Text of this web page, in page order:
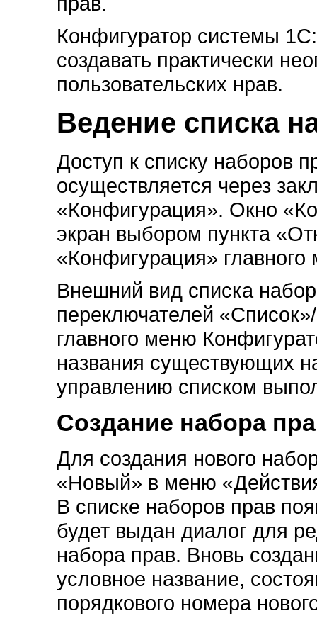
Конфигуратор системы
создавать практически
пользовательских нрав.
Ведение списка
Доступ к списку наборов
осуществляется через
«Конфигурация». Окно
экран выбором пункта
«Конфигурация»
Внешний вид списка
переключателей
главного меню
названия существующих
управлению списком
Создание набора
Для создания нового
«Новый» в меню
В списке наборов прав
будет выдан диалог для
набора прав. Вновь
условное название,
порядкового номера